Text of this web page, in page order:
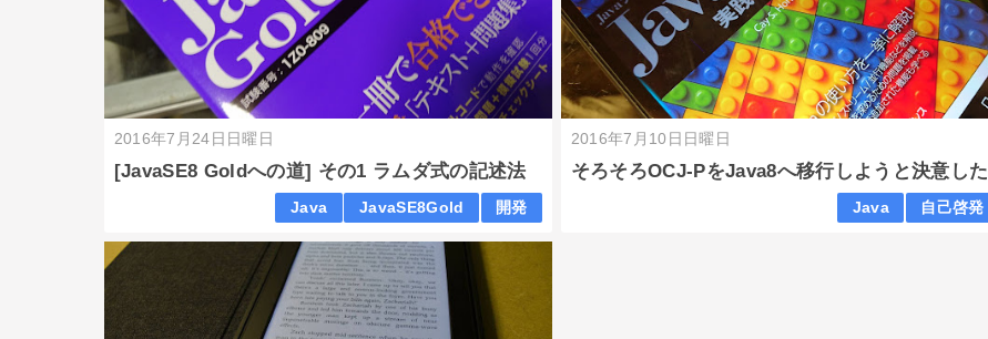
2016年7月24日日曜日
[JavaSE8 Goldへの道] その1 ラムダ式の記述法
Java JavaSE8Gold 開発
2016年7月10日日曜日
そろそろOCJ-PをJava8へ移行しようと決意した
Java 自己啓発